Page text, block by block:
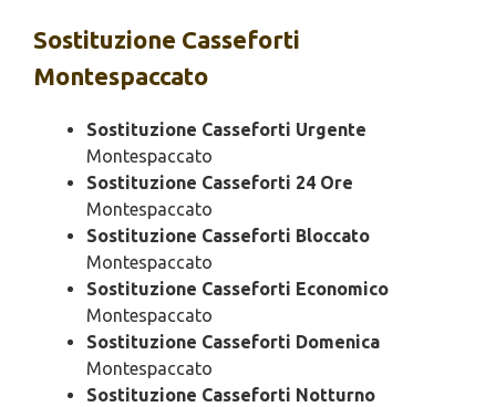
Sostituzione Casseforti
Montespaccato
Sostituzione Casseforti Urgente
Montespaccato
Sostituzione Casseforti 24 Ore
Montespaccato
Sostituzione Casseforti Bloccato
Montespaccato
Sostituzione Casseforti Economico
Montespaccato
Sostituzione Casseforti Domenica
Montespaccato
Sostituzione Casseforti Notturno